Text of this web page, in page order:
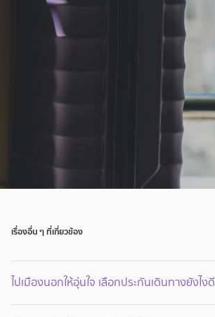
เรื่องอื่น ๆ ที่เกี่ยวข้อง
ไปเมืองนอกให้อุ่นใจ เลือกประกันเดินทางยังไงดี